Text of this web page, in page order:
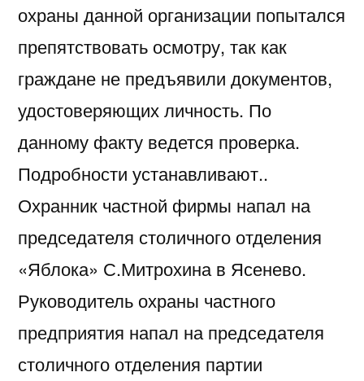
охраны данной организации попытался
препятствовать осмотру, так как
граждане не предъявили документов,
удостоверяющих личность. По
данному факту ведется проверка.
Подробности устанавливают..
Охранник частной фирмы напал на
председателя столичного отделения
«Яблока» С.Митрохина в Ясенево.
Руководитель охраны частного
предприятия напал на председателя
столичного отделения партии